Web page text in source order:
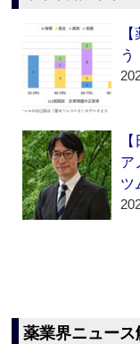
う
ア
ツ
薬業界ニュース